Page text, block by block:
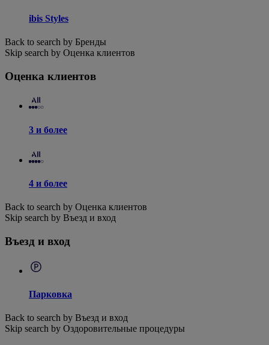
ibis Styles
Back to search by Бренды
Skip search by Оценка клиентов
Оценка клиентов
3 и более
4 и более
Back to search by Оценка клиентов
Skip search by Въезд и вход
Въезд и вход
Парковка
Back to search by Въезд и вход
Skip search by Оздоровительные процедуры